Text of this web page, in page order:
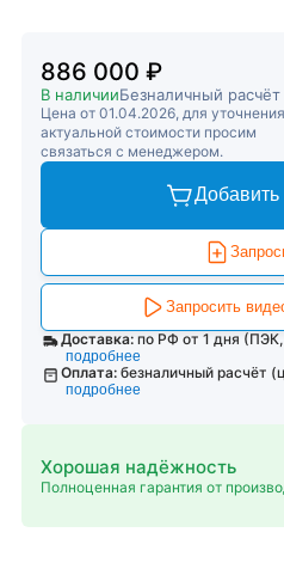
886 000 ₽
В наличииБезналичный расчёт
Цена от 01.04.2026, для уточнения
актуальной стоимости просим
связаться с менеджером.
Добавить
Запросить
Доставка: по РФ от 1 дня
подробнее
Оплата: безналичный расчёт
подробнее
Хорошая надёжность
Полноценная гарантия от